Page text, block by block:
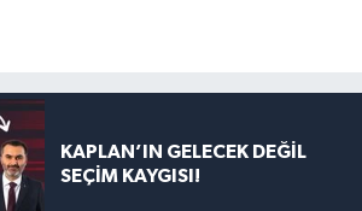
KAPLAN’IN GELECEK DEĞİL
SEÇİM KAYGISI!